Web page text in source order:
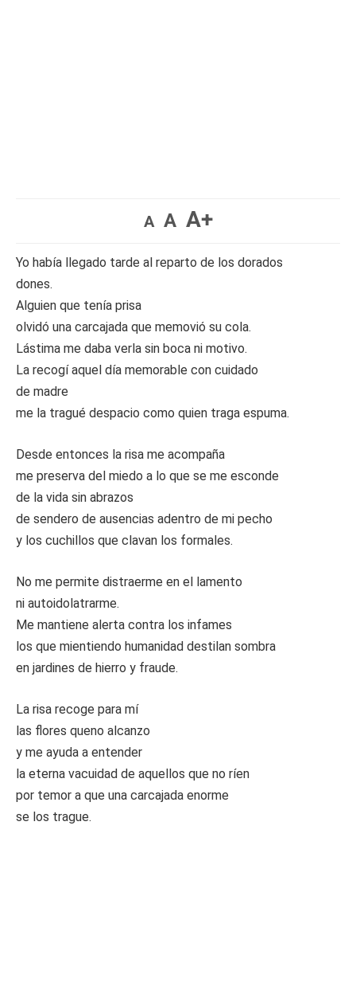
A A A+
Yo había llegado tarde al reparto de los dorados
dones.
Alguien que tenía prisa
olvidó una carcajada que memovió su cola.
Lástima me daba verla sin boca ni motivo.
La recogí aquel día memorable con cuidado
de madre
me la tragué despacio como quien traga espuma.
Desde entonces la risa me acompaña
me preserva del miedo a lo que se me esconde
de la vida sin abrazos
de sendero de ausencias adentro de mi pecho
y los cuchillos que clavan los formales.
No me permite distraerme en el lamento
ni autoidolatrarme.
Me mantiene alerta contra los infames
los que mientiendo humanidad destilan sombra
en jardines de hierro y fraude.
La risa recoge para mí
las flores queno alcanzo
y me ayuda a entender
la eterna vacuidad de aquellos que no ríen
por temor a que una carcajada enorme
se los trague.